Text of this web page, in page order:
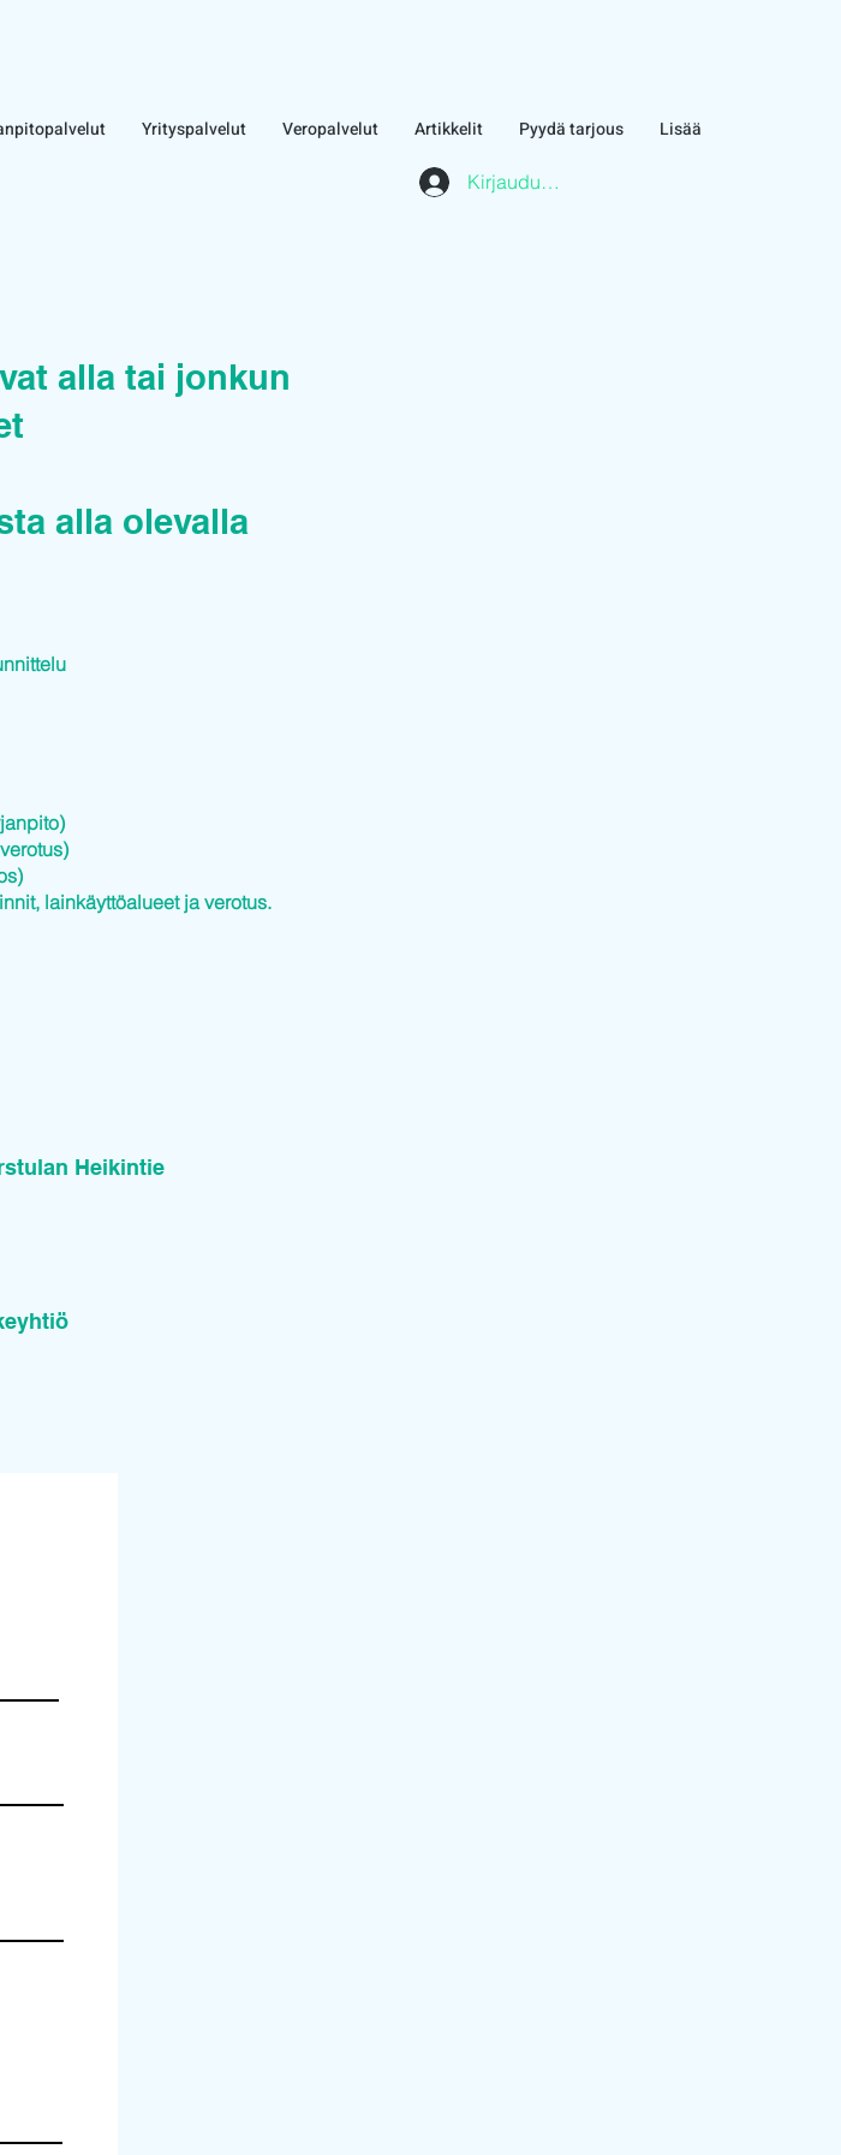
Yrityspalvelut Veropalvelut Artikkelit Pyydä tarjous Lisää
Kirjaudu asiakasalueelle
alla tai jonkun
alla olevalla
lainkäyttöalueet ja verotus.
Heikintie